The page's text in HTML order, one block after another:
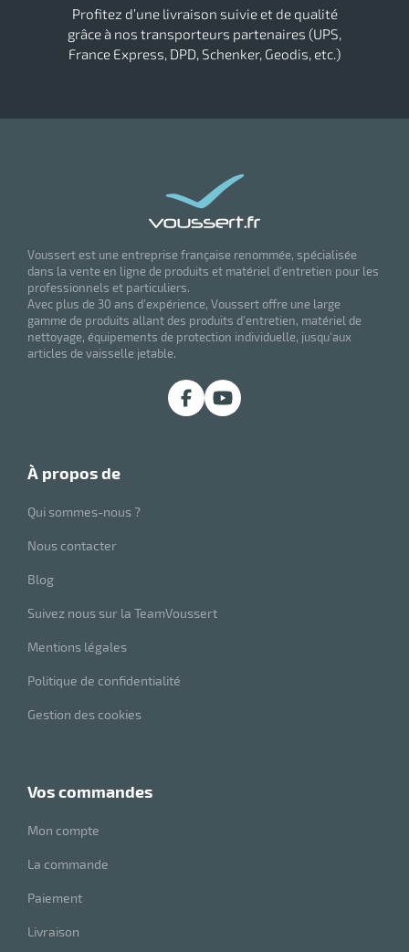
Profitez d’une livraison suivie et de qualité
grâce à nos transporteurs partenaires (UPS,
France Express, DPD, Schenker, Geodis, etc.)
Voussert est une entreprise française renommée, spécialisée
dans la vente en ligne de produits et matériel d'entretien pour les
professionnels et particuliers.
Avec plus de 30 ans d'expérience, Voussert offre une large
gamme de produits allant des produits d'entretien, matériel de
nettoyage, équipements de protection individuelle, jusqu'aux
articles de vaisselle jetable.
à propos de
Qui sommes-nous ?
Nous contacter
Blog
Suivez nous sur la TeamVoussert
Mentions légales
Politique de confidentialité
Gestion des cookies
vos commandes
Mon compte
La commande
Paiement
Livraison